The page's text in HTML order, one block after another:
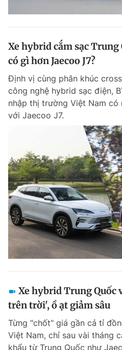
Xe hybrid cắm sạc Trung
có gì hơn Jaecoo J7?
Định vị cùng phân khúc
công nghệ hybrid sạc điện,
nhập thị trường Việt Nam
với Jaecoo J7.
Xe hybrid Trung Quốc
trên trời', ồ ạt giảm sâu
Từng "chốt" giá gần cả tỉ
Việt Nam, chỉ sau vài tháng
khẩu từ Trung Quốc như